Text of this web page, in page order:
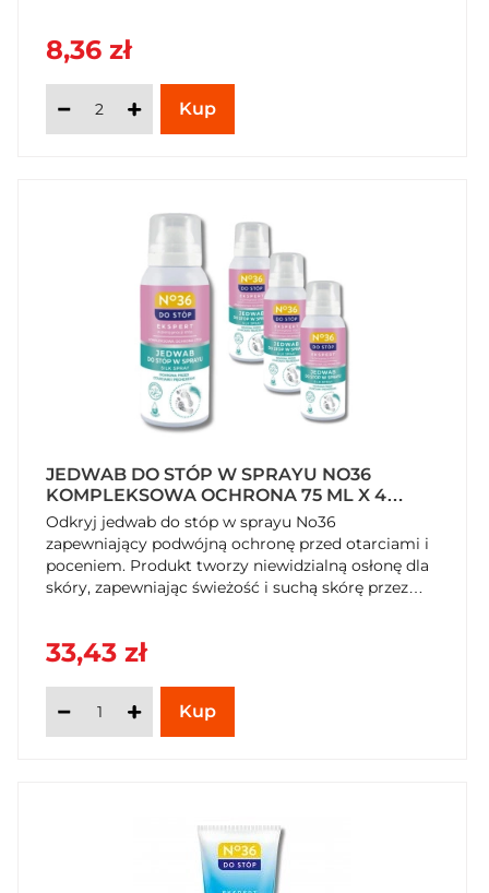
8,36 zł
JEDWAB DO STÓP W SPRAYU NO36
KOMPLEKSOWA OCHRONA 75 ML X 4
SZTUKI
Odkryj jedwab do stóp w sprayu No36
zapewniający podwójną ochronę przed otarciami i
poceniem. Produkt tworzy niewidzialną osłonę dla
skóry, zapewniając świeżość i suchą skórę przez
33,43 zł